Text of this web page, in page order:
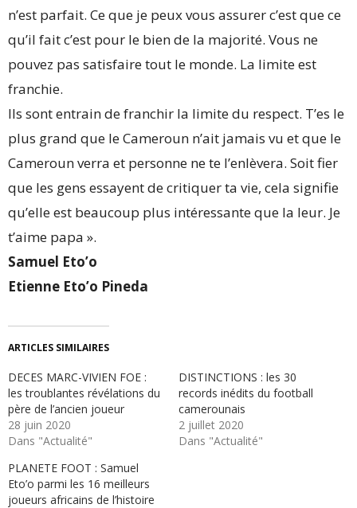
n’est parfait. Ce que je peux vous assurer c’est que ce
qu’il fait c’est pour le bien de la majorité. Vous ne
pouvez pas satisfaire tout le monde. La limite est
franchie.
Ils sont entrain de franchir la limite du respect. T’es le
plus grand que le Cameroun n’ait jamais vu et que le
Cameroun verra et personne ne te l’enlèvera. Soit fier
que les gens essayent de critiquer ta vie, cela signifie
qu’elle est beaucoup plus intéressante que la leur. Je
t’aime papa ».
Samuel Eto’o
Etienne Eto’o Pineda
ARTICLES SIMILAIRES
DECES MARC-VIVIEN FOE :
les troublantes révélations du
père de l’ancien joueur
28 juin 2020
Dans "Actualité"
DISTINCTIONS : les 30
records inédits du football
camerounais
2 juillet 2020
Dans "Actualité"
PLANETE FOOT : Samuel
Eto’o parmi les 16 meilleurs
joueurs africains de l’histoire